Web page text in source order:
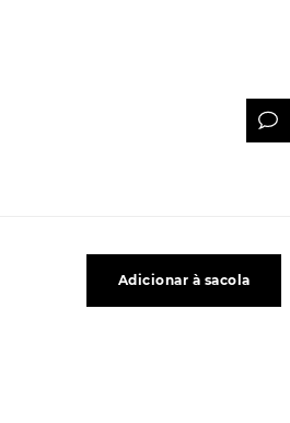
Adicionar à sacola